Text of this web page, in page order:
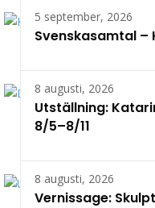
5 september, 2026
Svenskasamtal –
8 augusti, 2026
Utställning:
8/5–8/11
8 augusti, 2026
Vernissage: